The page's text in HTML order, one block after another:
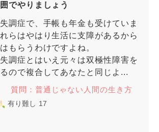
でやりましょう
調症で、手帳も年金も受けていま
らはやはり生活に支障があるから
もらうわけですよね。
調症とはいえ元々は双極性障害を
ので複合してあなたと同じよ...
質問：普通じゃない人間の生き方
有り難し 17